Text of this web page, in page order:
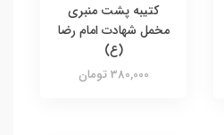
کتیبه پشت منبری
مخمل شهادت امام رضا
(ع)
380,000 تومان